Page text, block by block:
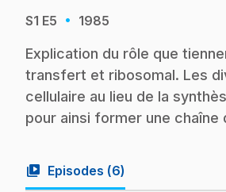
S1 E5 · 1985
Explication du rôle que
transfert et ribosomal. Les
cellulaire au lieu de la
pour ainsi former une chaîne
video_library Episodes (6)